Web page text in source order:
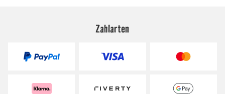
Zahlarten